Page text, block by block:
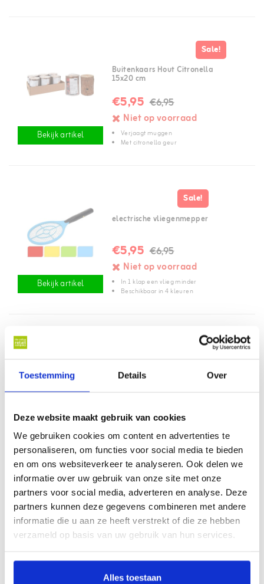
Toestemming Details Over
Deze website maakt gebruik van cookies
We gebruiken cookies om content en advertenties te
personaliseren, om functies voor social media te bieden
en om ons websiteverkeer te analyseren. Ook delen we
informatie over uw gebruik van onze site met onze
partners voor social media, adverteren en analyse. Deze
partners kunnen deze gegevens combineren met andere
informatie die u aan ze heeft verstrekt of die ze hebben
verzameld op basis van uw gebruik van hun services.
Alles toestaan
Bekijk artikel
Sale!
Buitenkaars Hout Citronella
15x20 cm
€5,95 €6,95
Niet op voorraad
Verjaagt muggen
Met citronella geur
Bekijk artikel
Sale!
electrische vliegenmepper
€5,95 €6,95
Niet op voorraad
In 1 klap een vlieg minder
Beschikbaar in 4 kleuren
Bekijk artikel
Sale!
luchtverfrisser
Niet op voorraad
Verjaagt muggen uit slaapkamer
Ongestoord slapen
Gratis verzending vanaf €75,-*
Vliegen bestrijden
hebt van vliegen. Ze zoemen, zitten op het eten en vliegen de hele
tijd in het rond. Soms werken huis-, tuin- en keukenmiddeltjes niet